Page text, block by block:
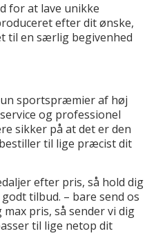
for at lave unikke
efter dit ønske,
til en særlig begivenhed
sportspræmier af høj
og professionel
sikker på at det er den
til lige præcist dit
efter pris, så hold dig
tilbud. – bare send os
pris, så sender vi dig
til lige netop dit